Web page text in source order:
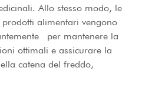
Allo stesso modo, le
alimentari vengono
per mantenere la
ottimali e assicurare la
catena del freddo,